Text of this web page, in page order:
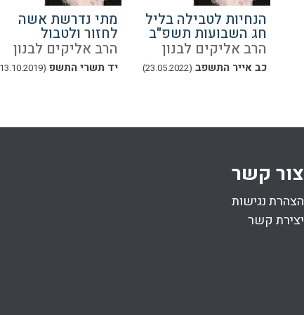
הנחיות לטבילה בליל
חג השבועות תשפ"ב
הרב אליקים לבנון
כב אייר התשפב (23.05.2022)
מתי נדרשת אשה
לחזור ולטבול
הרב אליקים לבנון
יד תשרי התשפ (13.10.2019)
צור קשר
הצהרת נגישות
יצירת קשר